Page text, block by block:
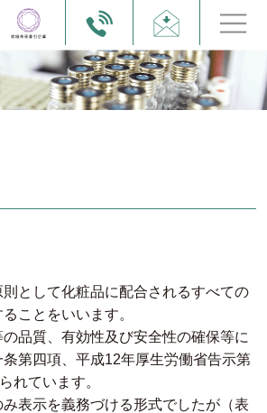
として化粧品に配合されるすべての
ことをいいます。
品質、有効性及び安全性の確保等に
第四項、平成12年厚生労働省告示第
れています。
表示を義務づける形式でしたが（表